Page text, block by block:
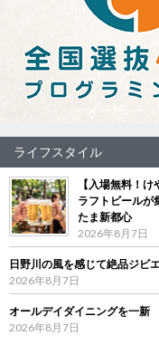
ライフスタイル
【入場無料！
ラフトビールが
たま新都心
2026年8月7日
日野川の風を感じて絶品ジビ
2026年8月7日
オールデイダイニングを一
2026年8月7日